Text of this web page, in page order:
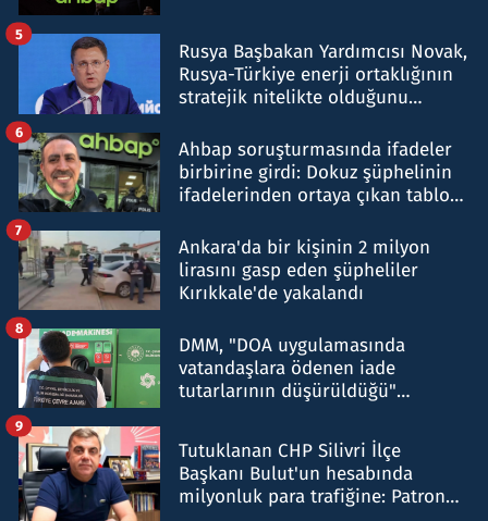
Rusya Başbakan Yardımcısı Novak,
Rusya-Türkiye enerji ortaklığının
stratejik nitelikte olduğunu
5
Ahbap soruşturmasında ifadeler
birbirine girdi: Dokuz şüphelinin
ifadelerinden ortaya çıkan tablo
6
Ankara'da bir kişinin 2 milyon
lirasını gasp eden şüpheliler
Kırıkkale'de yakalandı
7
DMM, "DOA uygulamasında
vatandaşlara ödenen iade
tutarlarının düşürüldüğü"
8
Tutuklanan CHP Silivri İlçe
Başkanı Bulut'un hesabında
milyonluk para trafiğine: Patron
9